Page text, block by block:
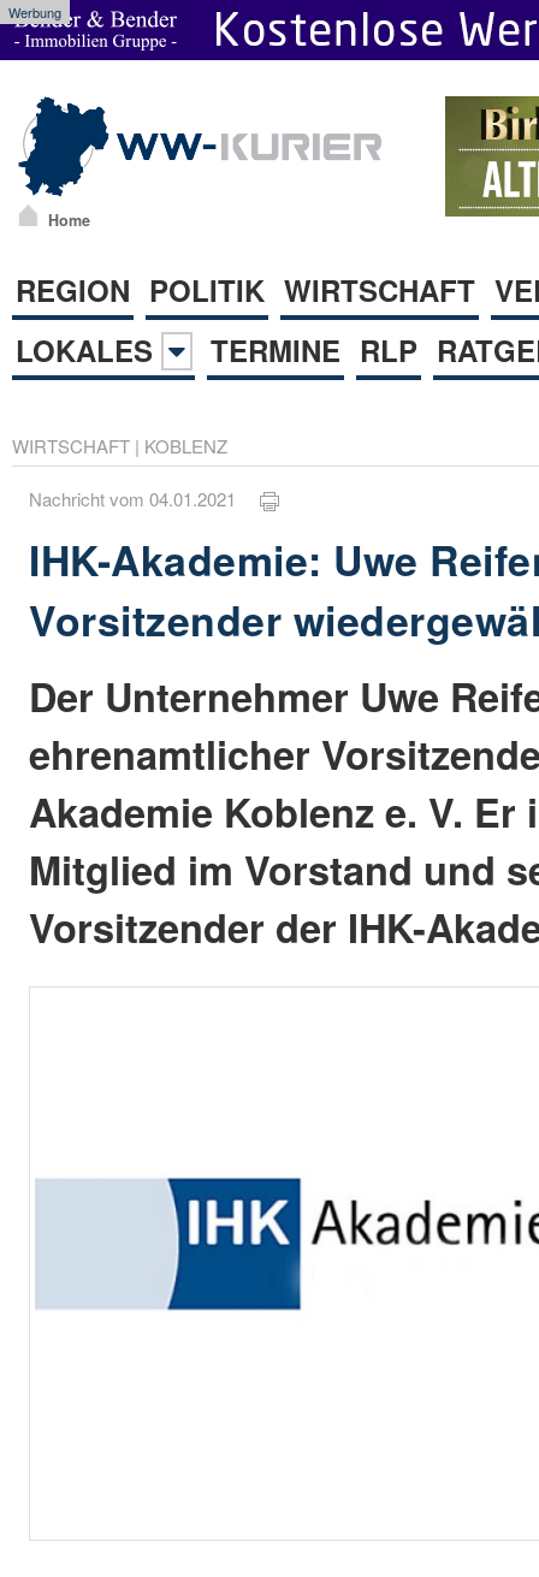
Werbung
Home
REGION POLITIK WIRTSCHAFT
LOKALES
TERMINE RLP
WIRTSCHAFT | KOBLENZ
Nachricht vom 04.01.2021
IHK-Akademie: Uwe
Vorsitzender
Der Unternehmer Uwe
ehrenamtlicher
Akademie Koblenz e. V. Er
Mitglied im Vorstand und
Vorsitzender der IHK-